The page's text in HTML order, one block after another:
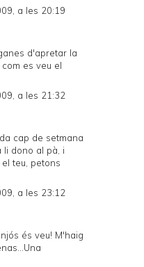
a les 20:19
d'apretar la
es veu el
a les 21:32
cap de setmana
li dono al pà, i
teu, petons
a les 23:12
és veu! M'haig